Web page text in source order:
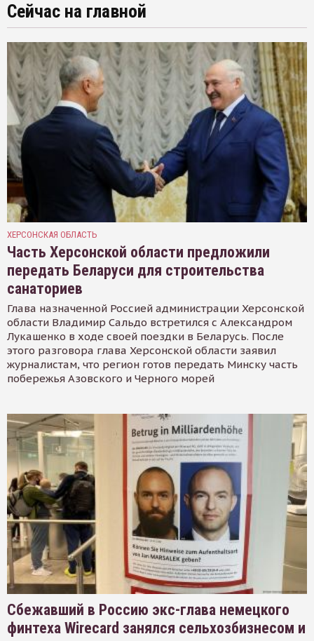
Сейчас на главной
ХЕРСОНСКАЯ ОБЛАСТЬ
Часть Херсонской области предложили
передать Беларуси для строительства
санаториев
Глава назначенной Россией администрации Херсонской
области Владимир Сальдо встретился с Александром
Лукашенко в ходе своей поездки в Беларусь. После
этого разговора глава Херсонской области заявил
журналистам, что регион готов передать Минску часть
побережья Азовского и Черного морей
Сбежавший в Россию экс-глава немецкого
финтеха Wirecard занялся сельхозбизнесом и